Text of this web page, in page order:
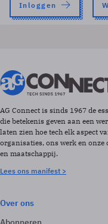
Inloggen
AG Connect is sinds 1967 de
die betekenis geven aan een
laten zien hoe tech elk aspect
organisaties, ons werk en onze
en maatschappij.
Lees ons manifest >
Over ons